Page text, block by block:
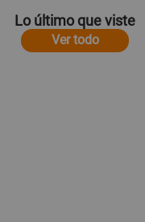
Lo último que viste
Ver todo